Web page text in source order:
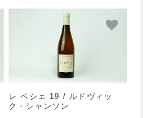
レ ペシェ 19 / ルドヴィッ
ク・シャンソン